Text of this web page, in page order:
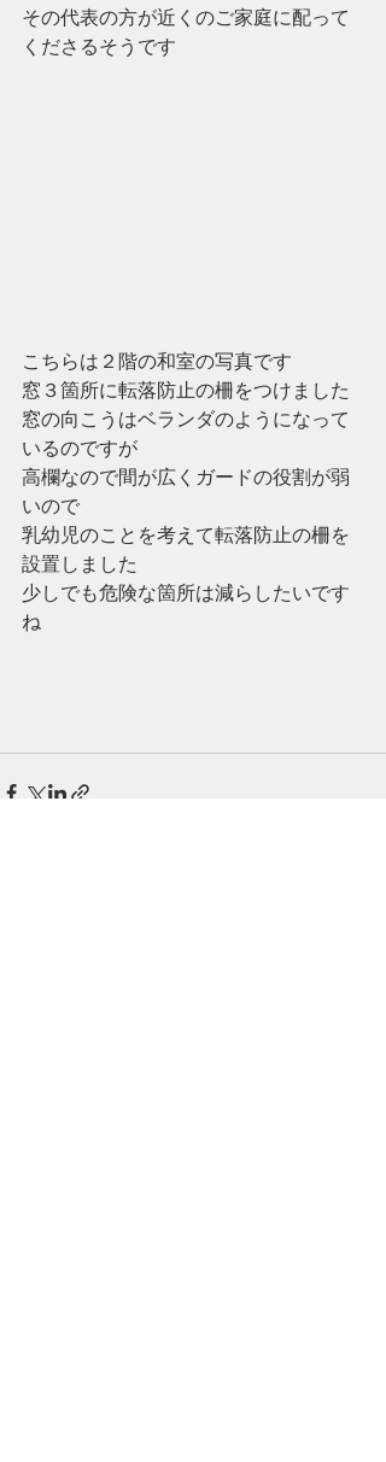
その代表の方が近くのご家庭に配って
くださるそうです
こちらは２階の和室の写真です
窓３箇所に転落防止の柵をつけました
窓の向こうはベランダのようになって
いるのですが
高欄なので間が広くガードの役割が弱
いので
乳幼児のことを考えて転落防止の柵を
設置しました
少しでも危険な箇所は減らしたいです
ね